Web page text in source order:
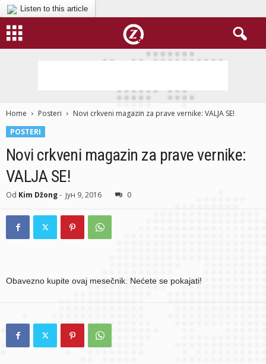
Listen to this article
Home Posteri
Novi crkveni magazin za prave vernike: VALJA SE!
POSTERI
Novi crkveni magazin za prave vernike:
VALJA SE!
Od Kim Džong- јун 9, 2016 0
Obavezno kupite ovaj mesečnik. Nećete se pokajati!